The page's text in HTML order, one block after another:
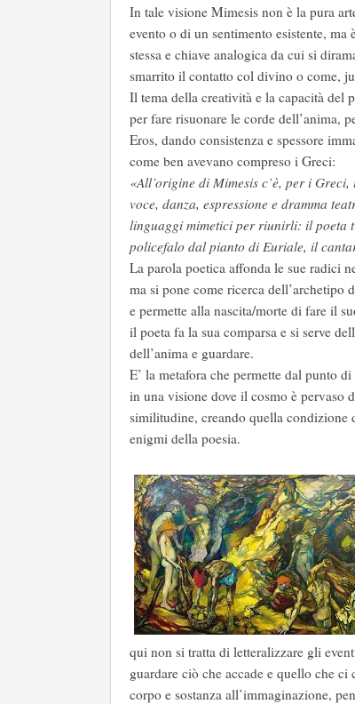
In tale visione Mimesis non è la pura
evento o di un sentimento esistente,
stessa e chiave analogica da cui si
smarrito il contatto col divino o come,
Il tema della creatività e la capacità del
per fare risuonare le corde dell’anima,
Eros, dando consistenza e spessore
come ben avevano compreso i Greci:
«All’origine di Mimesis c’è, per i
voce, danza, espressione e dramma
linguaggi mimetici per riunirli: il poeta
policefalo dal pianto di Euriale, il
La parola poetica affonda le sue radici
ma si pone come ricerca
e permette alla nascita/morte di fare il
il poeta fa la sua comparsa e si serve
dell’anima e guardare.
E’ la metafora che permette dal punto
in una visione dove il cosmo è pervaso
similitudine, creando quella condizione
enigmi della poesia.
qui non si tratta di letteralizzare gli
guardare ciò che accade e quello che
corpo e sostanza all’immaginazione,